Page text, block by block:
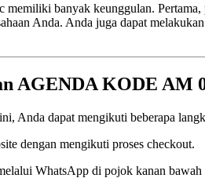
memiliki banyak keunggulan.
Anda. Anda juga dapat
AGENDA KODE AM
Anda dapat mengikuti beberapa
dengan mengikuti proses checkout.
WhatsApp di pojok kanan bawah